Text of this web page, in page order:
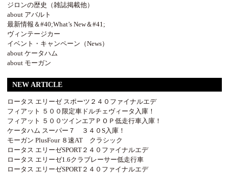
ジロンの歴史（雑誌掲載他）
about アバルト
最新情報＆#40;What’s New＆#41;
ヴィンテージカー
イベント・キャンペーン（News）
about ケータハム
about モーガン
NEW ARTICLE
ロータス エリーゼ スポーツ２４０ファイナルエデ
フィアット ５００限定車ドルチェヴィータ入庫！
フィアット ５００ツインエアＰＯＰ低走行車入庫！
ケータハム スーパー７ ３４０S入庫！
モーガン PlusFour ８速AT クラシック
ロータス エリーゼSPORT２４０ファイナルエデ
ロータス エリーゼ1.6クラブレーサー低走行車
ロータス エリーゼSPORT２４０ファイナルエデ